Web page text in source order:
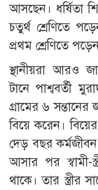
আসছেন। ধর্ষিতা
চতুর্থ শ্রেণিতে
প্রথম শ্রেণিতে
স্থানীয়রা আরও
টানে পাশ্ববর্তী
গ্রামের ৬
বিয়ে করেন।
দেড় বছর
আসার পর স্বামী-
থাকে। তার স্ত্রীর